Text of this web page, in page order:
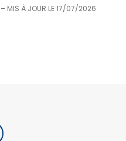
– MIS À JOUR LE17/07/2026